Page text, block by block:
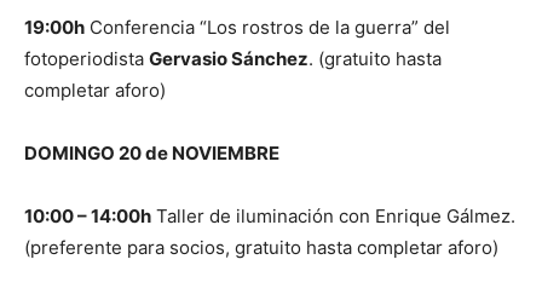
19:00h Conferencia “Los rostros de la guerra” del
fotoperiodista Gervasio Sánchez. (gratuito hasta
completar aforo)
DOMINGO 20 de NOVIEMBRE
10:00 – 14:00h Taller de iluminación con Enrique Gálmez.
(preferente para socios, gratuito hasta completar aforo)